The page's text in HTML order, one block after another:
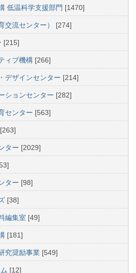
低温科学支援部門 [1470]
交流センター） [274]
[215]
ィブ機構 [266]
デザインセンター [214]
ションセンター [282]
センター [563]
[263]
ター [2029]
ター [98]
[38]
編集室 [49]
[181]
究奨励事業 [549]
[12]